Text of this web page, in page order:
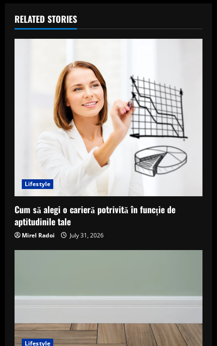
R
e
RELATED STORIES
Lifestyle
Cum să alegi o carieră potrivită în funcție de
aptitudinile tale
Mirel Radoi July 31, 2026
Lifestyle